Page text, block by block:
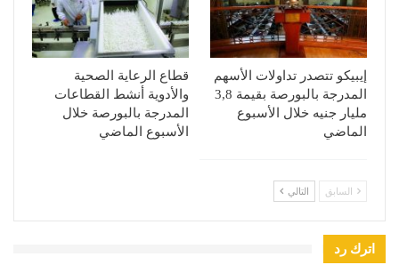
إيبيكو تتصدر تداولات الأسهم
المدرجة بالبورصة بقيمة 3,8
مليار جنيه خلال الأسبوع
الماضي
قطاع الرعاية الصحية
والأدوية أنشط القطاعات
المدرجة بالبورصة خلال
الأسبوع الماضي
السابق التالي
اترك رد